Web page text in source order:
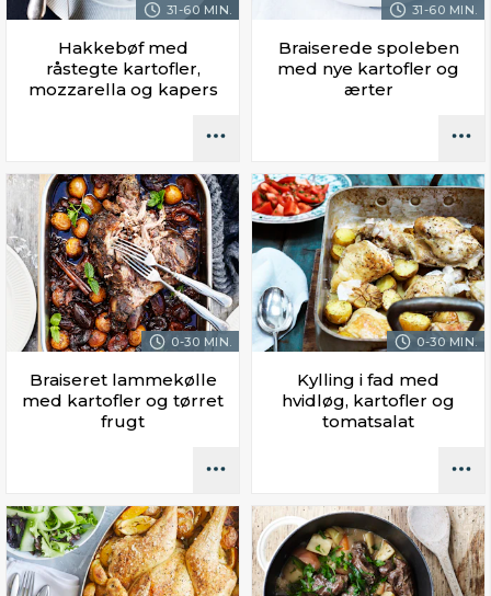
31-60 MIN.
Hakkebøf med
råstegte kartofler,
mozzarella og kapers
31-60 MIN.
Braiserede spoleben
med nye kartofler og
ærter
0-30 MIN.
Braiseret lammekølle
med kartofler og tørret
frugt
0-30 MIN.
Kylling i fad med
hvidløg, kartofler og
tomatsalat